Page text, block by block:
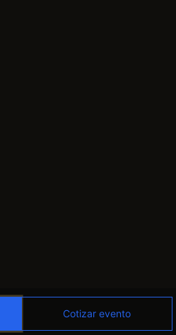
Cotizar evento